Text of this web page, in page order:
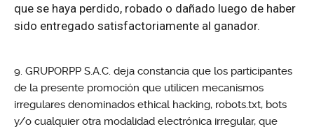
que se haya perdido, robado o dañado luego de haber
sido entregado satisfactoriamente al ganador.
GRUPORPP S.A.C. deja constancia que los participantes
de la presente promoción que utilicen mecanismos
irregulares denominados ethical hacking, robots.txt, bots
y/o cualquier otra modalidad electrónica irregular, que